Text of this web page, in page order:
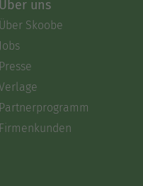
Über uns
Über Skoobe
Jobs
Presse
Partnerprogramm
Firmenkunden